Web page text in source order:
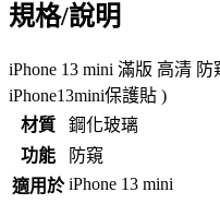
規格/說明
iPhone 13 mini 滿版 高清
iPhone13mini保護貼 )
材質
鋼化玻璃
功能
防窺
適用於 iPhone 13 mini